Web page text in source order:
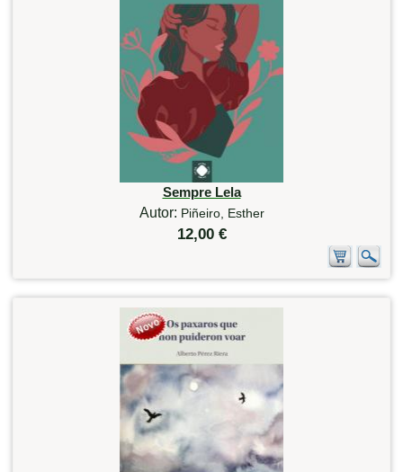
Sempre Lela
Autor: Piñeiro, Esther
12,00 €